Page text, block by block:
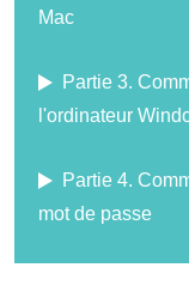
Mac
Partie 3.
l'ordinateur
Partie 4.
mot de passe